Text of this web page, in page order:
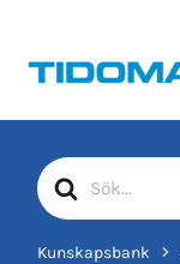
innehåll
Sök
efter
Kunskapsbank